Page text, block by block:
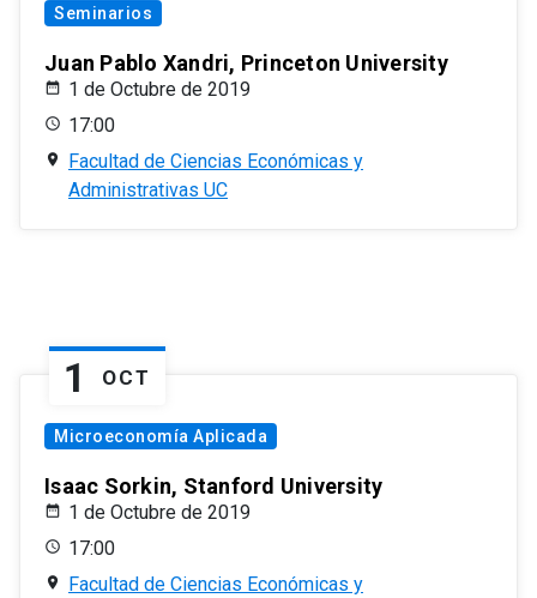
Seminarios
Juan Pablo Xandri, Princeton University
1 de Octubre de 2019
17:00
Facultad de Ciencias Económicas y
Administrativas UC
1 OCT
Microeconomía Aplicada
Isaac Sorkin, Stanford University
1 de Octubre de 2019
17:00
Facultad de Ciencias Económicas y